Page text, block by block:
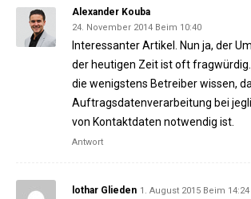
Alexander Kouba
24. November 2014 Beim 10:40
Interessanter Artikel. Nun ja, der
der heutigen Zeit ist oft
die wenigstens Betreiber wissen,
Auftragsdatenverarbeitung bei
von Kontaktdaten notwendig ist.
Antwort
lothar Glieden 1. August 2015 Beim 14:24